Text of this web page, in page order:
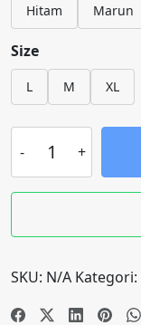
Hitam Marun
Size
L M XL
SKU: N/A Kategori: